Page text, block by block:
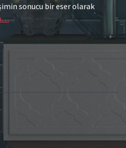
sonucu bir eser olarak